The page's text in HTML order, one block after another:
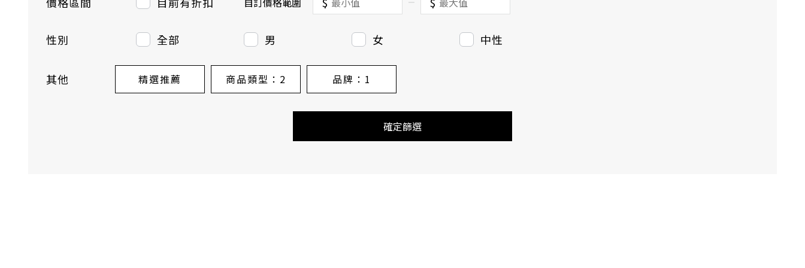
性別 全部 男 女 中性
其他 精選推薦 商品類型 ：2 品牌 ：1
確定篩選